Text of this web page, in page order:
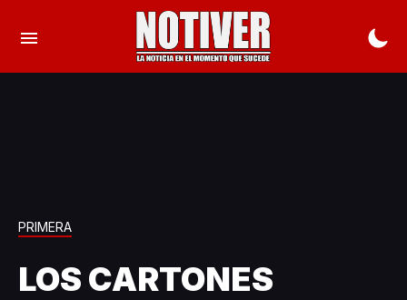
PRIMERA
LOS CARTONES